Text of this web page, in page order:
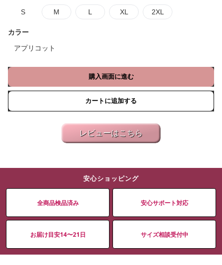
S M L XL 2XL
カラー
アプリコット
購入画面に進む
カートに追加する
レビューはこちら
安心ショッピング
全商品検品済み 安心サポート対応
お届け目安14〜21日 サイズ相談受付中